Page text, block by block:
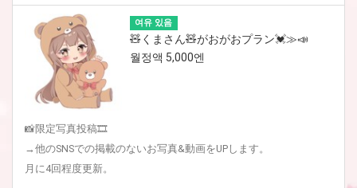
여유 있음
🧸くまさん🧸がおがおプラン💓≫📣
월정액 5,000엔
📸限定写真投稿🎞
→他のSNSでの掲載のないお写真&動画をUPします。
月に4回程度更新。